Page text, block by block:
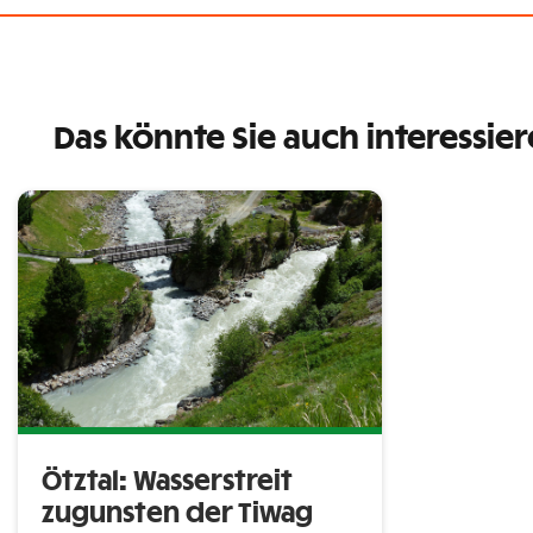
Das könnte Sie auch
Ötztal: Wasserstreit
zugunsten der Tiwag